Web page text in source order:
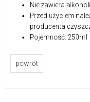
Nie zawiera
Przed użyciem
producenta
Pojemność: 250ml
powrót